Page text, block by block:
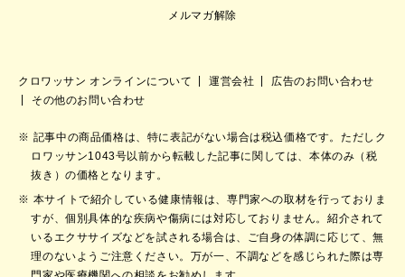
メルマガ解除
クロワッサン オンラインについて 運営会社
広告のお問い合わせ
その他のお問い合わせ
記事中の商品価格は、特に表記がない場合は税込価格です。ただしク
ロワッサン1043号以前から転載した記事に関しては、本体のみ（税
抜き）の価格となります。
本サイトで紹介している健康情報は、専門家への取材を行っておりま
すが、個別具体的な疾病や傷病には対応しておりません。紹介されて
いるエクササイズなどを試される場合は、ご自身の体調に応じて、無
理のないようご注意ください。万が一、不調などを感じられた際は専